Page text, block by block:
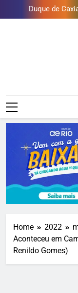
Guanabara
presentear o seu
Gastro Samba
Golfe e fortalece
Duque de
Guanabara
presentear o seu
Gastro Samba
Lins em
Home 2022
Aconteceu em
Renildo Gomes)